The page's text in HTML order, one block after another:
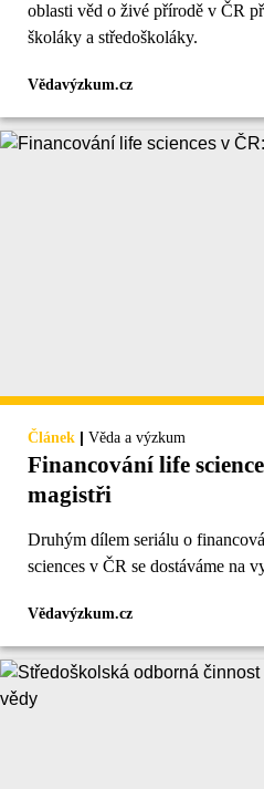
oblasti věd o živé přírodě v ČR
školáky a středoškoláky.
Vědavýzkum.cz
Článek | Věda a výzkum
Financování life
magistři
Druhým dílem seriálu o
sciences v ČR se dostáváme na
Vědavýzkum.cz